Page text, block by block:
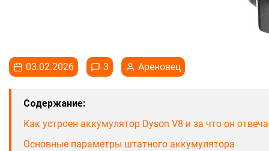
03.02.2026 3 Ареновец
Содержание:
Как устроен аккумулятор Dyson V8 и за что он
Основные параметры штатного аккумулятора